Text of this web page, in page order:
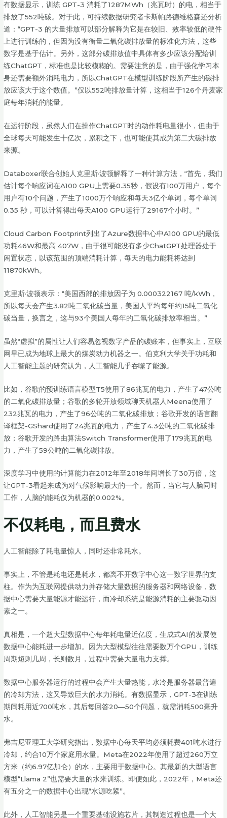
有数据显示，训练 GPT-3 消耗了1287MWh（兆瓦时）的电，相当于
排放了552吨碳。对于此，可持续数据研究者卡斯帕路德维格森还分析
道：“GPT-3 的大量排放可以部分解释为它是在较旧、效率较低的硬件
上进行训练的，但因为没有衡量二氧化碳排放量的标准化方法，这些
数字是基于估计。另外，这部分碳排放值中具体有多少应该分配给训
练ChatGPT，标准也是比较模糊的。需要注意的是，由于强化学习本
身还需要额外消耗电力，所以ChatGPT在模型训练阶段所产生的碳排
放应该大于这个数值。”仅以552吨排放量计算，这相当于126个丹麦家
庭每年消耗的能量。
在运行阶段，虽然人们在操作ChatGPT时的动作耗电量很小，但由于
全球每天可能发生十亿次，累积之下，也可能使其成为第二大碳排放
来源。
Databoxer联合创始人克里斯·波顿解释了一种计算方法，“首先，我们
估计每个响应词在A100 GPU上需要0.35秒，假设有100万用户，每个
用户有10个问题，产生了1000万个响应和每天3亿个单词，每个单词
0.35 秒，可以计算得出每天A100 GPU运行了29167个小时。”
Cloud Carbon Footprint列出了Azure数据中心中A100 GPU的最低
功耗46W和最高 407W，由于很可能没有多少ChatGPT处理器处于
闲置状态，以该范围的顶端消耗计算，每天的电力能耗将达到
11870kWh。
克里斯·波顿表示：“美国西部的排放因子为 0.000322167 吨/kWh，
所以每天会产生3.82吨二氧化碳当量，美国人平均每年约15吨二氧化
碳当量，换言之，这与93个美国人每年的二氧化碳排放率相当。”
虽然“虚拟”的属性让人们容易忽视数字产品的碳账本，但事实上，互联
网早已成为地球上最大的煤炭动力机器之一。伯克利大学关于功耗和
人工智能主题的研究认为，人工智能几乎吞噬了能源。
比如，谷歌的预训练语言模型T5使用了86兆瓦的电力，产生了47公吨
的二氧化碳排放量；谷歌的多轮开放领域聊天机器人Meena使用了
232兆瓦的电力，产生了96公吨的二氧化碳排放；谷歌开发的语言翻
译框架-GShard使用了24兆瓦的电力，产生了4.3公吨的二氧化碳排
放；谷歌开发的路由算法Switch Transformer使用了179兆瓦的电
力，产生了59公吨的二氧化碳排放。
深度学习中使用的计算能力在2012年至2018年间增长了30万倍，这
让GPT-3看起来成为对气候影响最大的一个。然而，当它与人脑同时
工作，人脑的能耗仅为机器的0.002%。
不仅耗电，而且费水
人工智能除了耗电量惊人，同时还非常耗水。
事实上，不管是耗电还是耗水，都离不开数字中心这一数字世界的支
柱。作为为互联网提供动力并存储大量数据的服务器和网络设备，数
据中心需要大量能源才能运行，而冷却系统是能源消耗的主要驱动因
素之一。
真相是，一个超大型数据中心每年耗电量近亿度，生成式AI的发展使
数据中心能耗进一步增加。因为大型模型往往需要数万个GPU，训练
周期短则几周，长则数月，过程中需要大量电力支撑。
数据中心服务器运行的过程中会产生大量热能，水冷是服务器最普遍
的冷却方法，这又导致巨大的水力消耗。有数据显示，GPT-3在训练
期间耗用近700吨水，其后每回答20—50个问题，就需消耗500毫升
水。
弗吉尼亚理工大学研究指出，数据中心每天平均必须耗费401吨水进行
冷却，约合10万个家庭用水量。Meta在2022年使用了超过260万立
方米（约6.97亿加仑）的水，主要用于数据中心。其最新的大型语言
模型“Llama 2”也需要大量的水来训练。即便如此，2022年，Meta还
有五分之一的数据中心出现“水源吃紧”。
此外，人工智能另是一个重要基础设施芯片，其制造过程也是一个大